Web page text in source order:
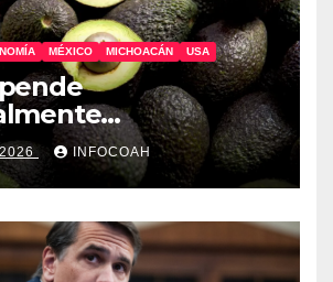
MÉXICO MICHOACÁN USA
de aguacate
INFOCOAH